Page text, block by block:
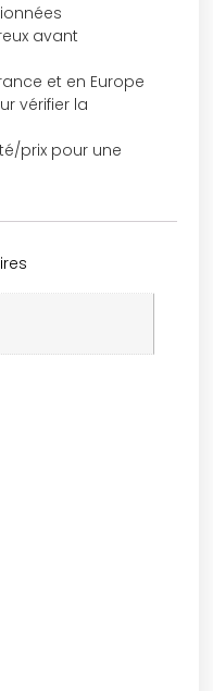
avant
et en Europe
vérifier la
prix pour une